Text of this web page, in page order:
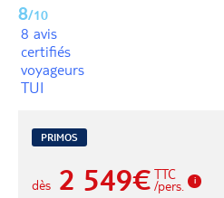
8/10
8 avis
certifiés
voyageurs
TUI
PRIMOS
dès 2 549€ TTC
/pers.